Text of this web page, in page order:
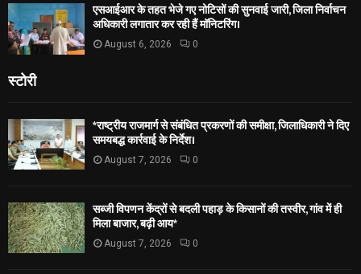
एसआईआर के तहत भेजे गए नोटिसों की सुनवाई जारी, जिला निर्वाचन
अधिकारी लगातार कर रही हैं मॉनिटरिंग।
August 6, 2026 0
स्टोरी
*राष्ट्रीय राजमार्ग से संबंधित प्रकरणों की समीक्षा, जिलाधिकारी ने दिए
समयबद्ध कार्रवाई के निर्देश।
August 7, 2026 0
सब्जी विपणन केंद्रों से बदली पहाड़ के किसानों की तस्वीर, गांव में ही
मिला बाजार, बढ़ी आय*
August 7, 2026 0